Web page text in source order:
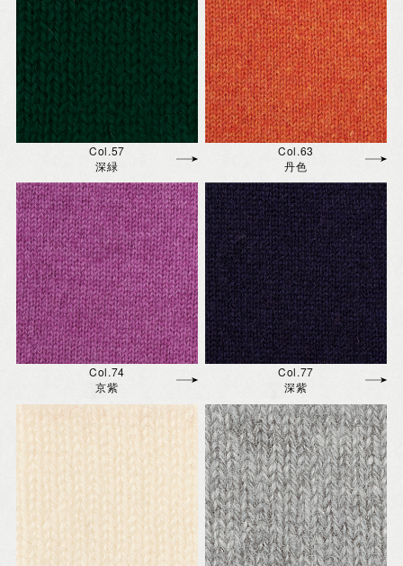
Col.57
深緑
Col.63
丹色
Col.74
京紫
Col.77
深紫